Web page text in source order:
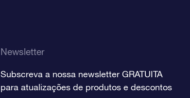
Newsletter
Subscreva a nossa newsletter GRATUITA
para atualizações de produtos e descontos